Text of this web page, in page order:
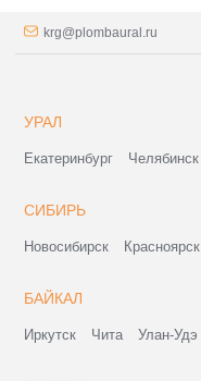
krg@plombaural.ru
УРАЛ
Екатеринбург Челябинск
СИБИРЬ
Новосибирск Красноярск
БАЙКАЛ
Иркутск Чита Улан-Удэ